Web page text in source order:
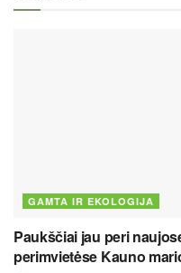
GAMTA IR EKOLOGIJA
Paukščiai jau peri
perimvietėse Kauno